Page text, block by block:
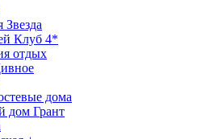
Звезда
Клуб 4*
отдых
дома
дом Грант